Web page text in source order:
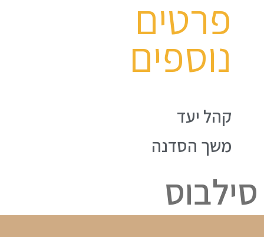
פרטים
נוספים
קהל יעד
משך הסדנה
סילבוס